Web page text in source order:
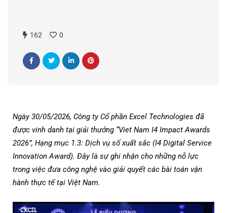
162 0
Ngày 30/05/2026, Công ty Cổ phần Excel Technologies đã
được vinh danh tại giải thưởng “Viet Nam I4 Impact Awards
2026”, Hạng mục 1.3: Dịch vụ số xuất sắc (I4 Digital Service
Innovation Award). Đây là sự ghi nhận cho những nỗ lực
trong việc đưa công nghệ vào giải quyết các bài toán vận
hành thực tế tại Việt Nam.